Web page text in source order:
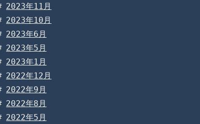
2023年11月
2023年10月
2023年6月
2023年5月
2023年1月
2022年12月
2022年9月
2022年8月
2022年5月